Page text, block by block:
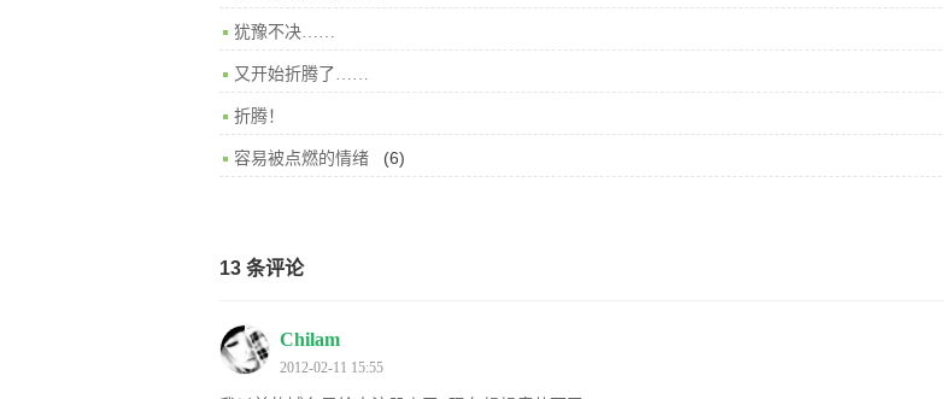
犹豫不决……
又开始折腾了……
折腾！
容易被点燃的情绪 (6)
13 条评论
Chilam
2012-02-11 15:55